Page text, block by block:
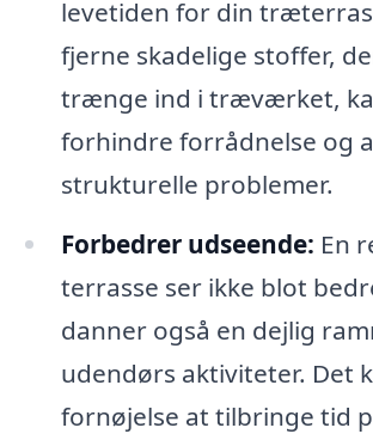
levetiden for din
fjerne skadelige stoffer,
trænge ind i træværket,
forhindre forrådnelse og
strukturelle problemer.
Forbedrer udseende: En
terrasse ser ikke blot
danner også en dejlig
udendørs aktiviteter. Det
fornøjelse at tilbringe tid